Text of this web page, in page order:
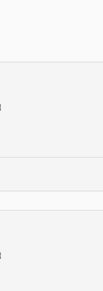
世通り内にござい
ご利用いただけま
ックアウト日まで
ルでのお渡しはで
自身でご負担くだ